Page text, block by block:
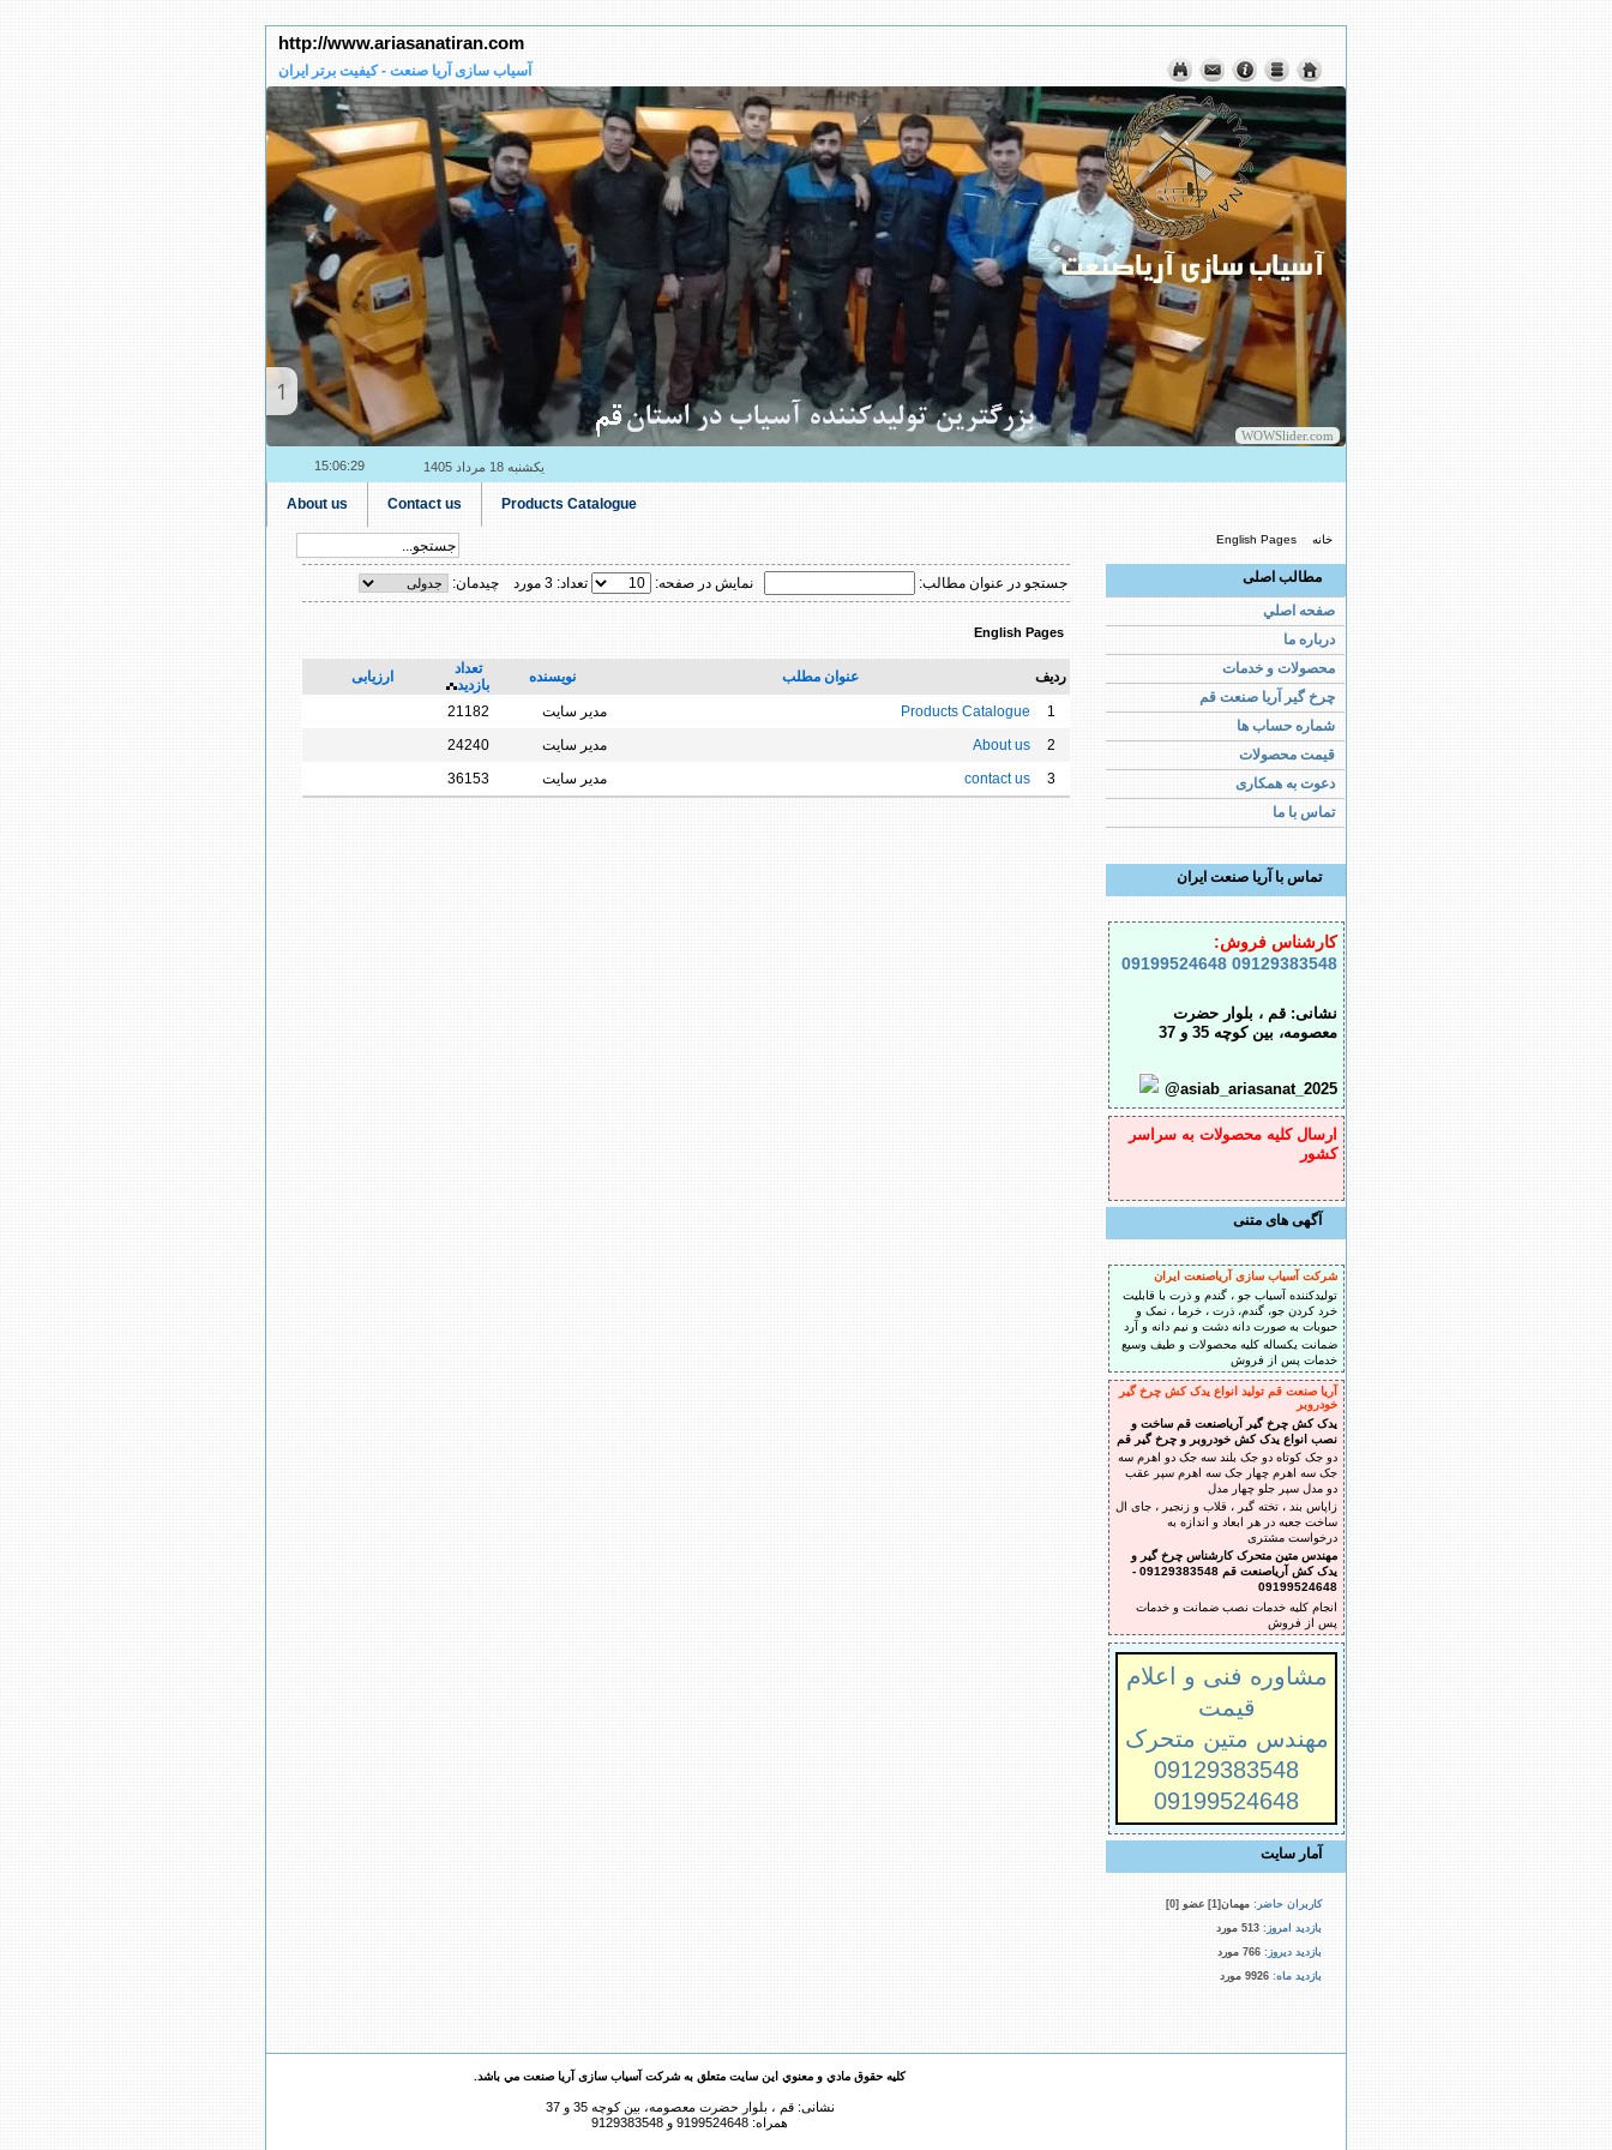
http://www.ariasanatiran.com
آسیاب سازی آریا صنعت - کیفیت برتر ایران
WOWSlider.com
یکشنبه 18 مرداد 1405 15:06:30
About us Contact us Products Catalogue
خانه English Pages
مطالب اصلی
صفحه اصلي
درباره ما
محصولات و خدمات
چرخ گیر آریا صنعت قم
شماره حساب ها
قیمت محصولات
دعوت به همکاری
تماس با ما
تماس با آریا صنعت ایران
کارشناس فروش:
09129383548
09199524648
نشانی: قم ، بلوار حضرت
معصومه، بین کوچه 35 و 37
@asiab_ariasanat_2025
ارسال کلیه محصولات به سراسر
کشور
آگهی های متنی
شرکت آسیاب سازی آریاصنعت ایران
تولیدکننده آسیاب جو ، گندم و ذرت با قابلیت
خرد کردن جو، گندم، ذرت ، خرما ، نمک و
حبوبات به صورت دانه دشت و نیم دانه و آرد
ضمانت یکساله کلیه محصولات و طیف وسیع
خدمات پس از فروش
آریا صنعت قم تولید انواع یدک کش چرخ گیر
خودروبر
یدک کش چرخ گیر آریاصنعت قم ساخت و
نصب انواع یدک کش خودروبر و چرخ گیر قم
دو جک کوتاه دو جک بلند سه جک دو اهرم سه
جک سه اهرم چهار جک سه اهرم سپر عقب
دو مدل سپر جلو چهار مدل
زاپاس بند ، تخته گیر ، قلاب و زنجیر ، جای ال
ساخت جعبه در هر ابعاد و اندازه به
درخواست مشتری
مهندس متین متحرک کارشناس چرخ گیر و
یدک کش آریاصنعت قم 09129383548 -
09199524648
انجام کلیه خدمات نصب ضمانت و خدمات
پس از فروش
مشاوره فنی و اعلام
قیمت
مهندس متین متحرک
09129383548
09199524648
آمار سایت
کاربران حاضر: مهمان[1] عضو [0]
بازدید امروز: 513 مورد
بازدید دیروز: 766 مورد
بازدید ماه: 9926 مورد
جستجو در عنوان مطالب: نمایش در صفحه: تعداد: 3 مورد چیدمان:
English Pages
ردیف عنوان مطلب نویسنده
تعداد
بازدید
ارزیابی
1
Products Catalogue مدیر سایت
21182
2
About us مدیر سایت
24240
3
contact us مدیر سایت 36153
کليه حقوق مادي و معنوي اين سايت متعلق به شرکت آسیاب سازی آریا صنعت مي باشد.
نشانی: قم ، بلوار حضرت معصومه، بین کوچه 35 و 37
همراه: 9199524648 و 9129383548